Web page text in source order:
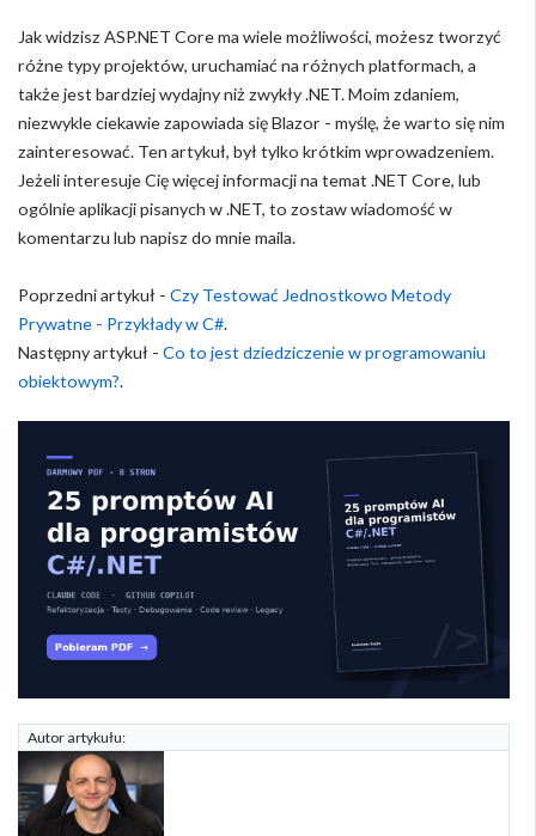
Jak widzisz ASP.NET Core ma wiele możliwości, możesz tworzyć
różne typy projektów, uruchamiać na różnych platformach, a
także jest bardziej wydajny niż zwykły .NET. Moim zdaniem,
niezwykle ciekawie zapowiada się Blazor - myślę, że warto się nim
zainteresować. Ten artykuł, był tylko krótkim wprowadzeniem.
Jeżeli interesuje Cię więcej informacji na temat .NET Core, lub
ogólnie aplikacji pisanych w .NET, to zostaw wiadomość w
komentarzu lub napisz do mnie maila.
Poprzedni artykuł - Czy Testować Jednostkowo Metody
Prywatne - Przykłady w C#.
Następny artykuł - Co to jest dziedziczenie w programowaniu
obiektowym?.
Autor artykułu: